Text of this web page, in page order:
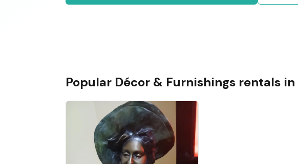
Popular Décor & Furnishings rentals in